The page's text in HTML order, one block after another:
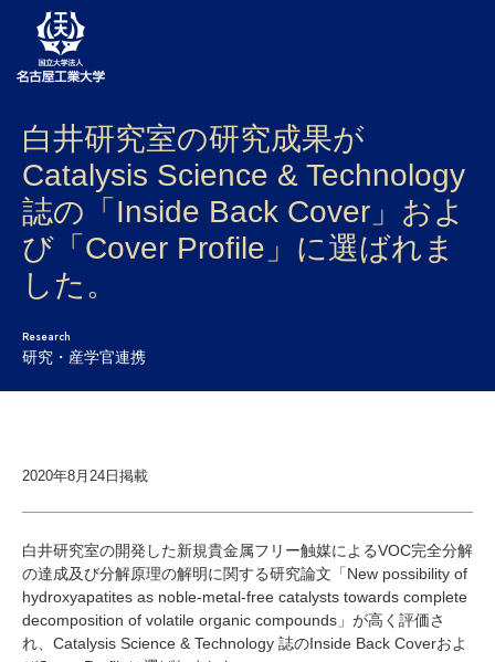
大学案内
学部・大学院・センター
入試
学生生活
研究・産学官連携
受験生 在学生
卒業生
企業・研究者
地域・一般
寄附のお願い
白井研究室の研究成果が
Catalysis Science & Technology
誌の「Inside Back Cover」およ
び「Cover Profile」に選ばれま
した。
Research
研究・産学官連携
2020年8月24日掲載
白井研究室の開発した新規貴金属フリー触媒によるVOC完全分解
の達成及び分解原理の解明に関する研究論文「New possibility of
hydroxyapatites as noble-metal-free catalysts towards complete
decomposition of volatile organic compounds」が高く評価さ
れ、Catalysis Science & Technology 誌のInside Back Coverおよ